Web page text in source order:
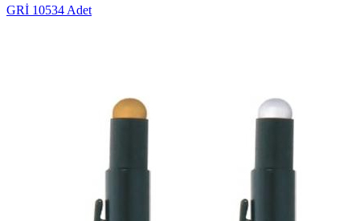
GRİ 10534 Adet